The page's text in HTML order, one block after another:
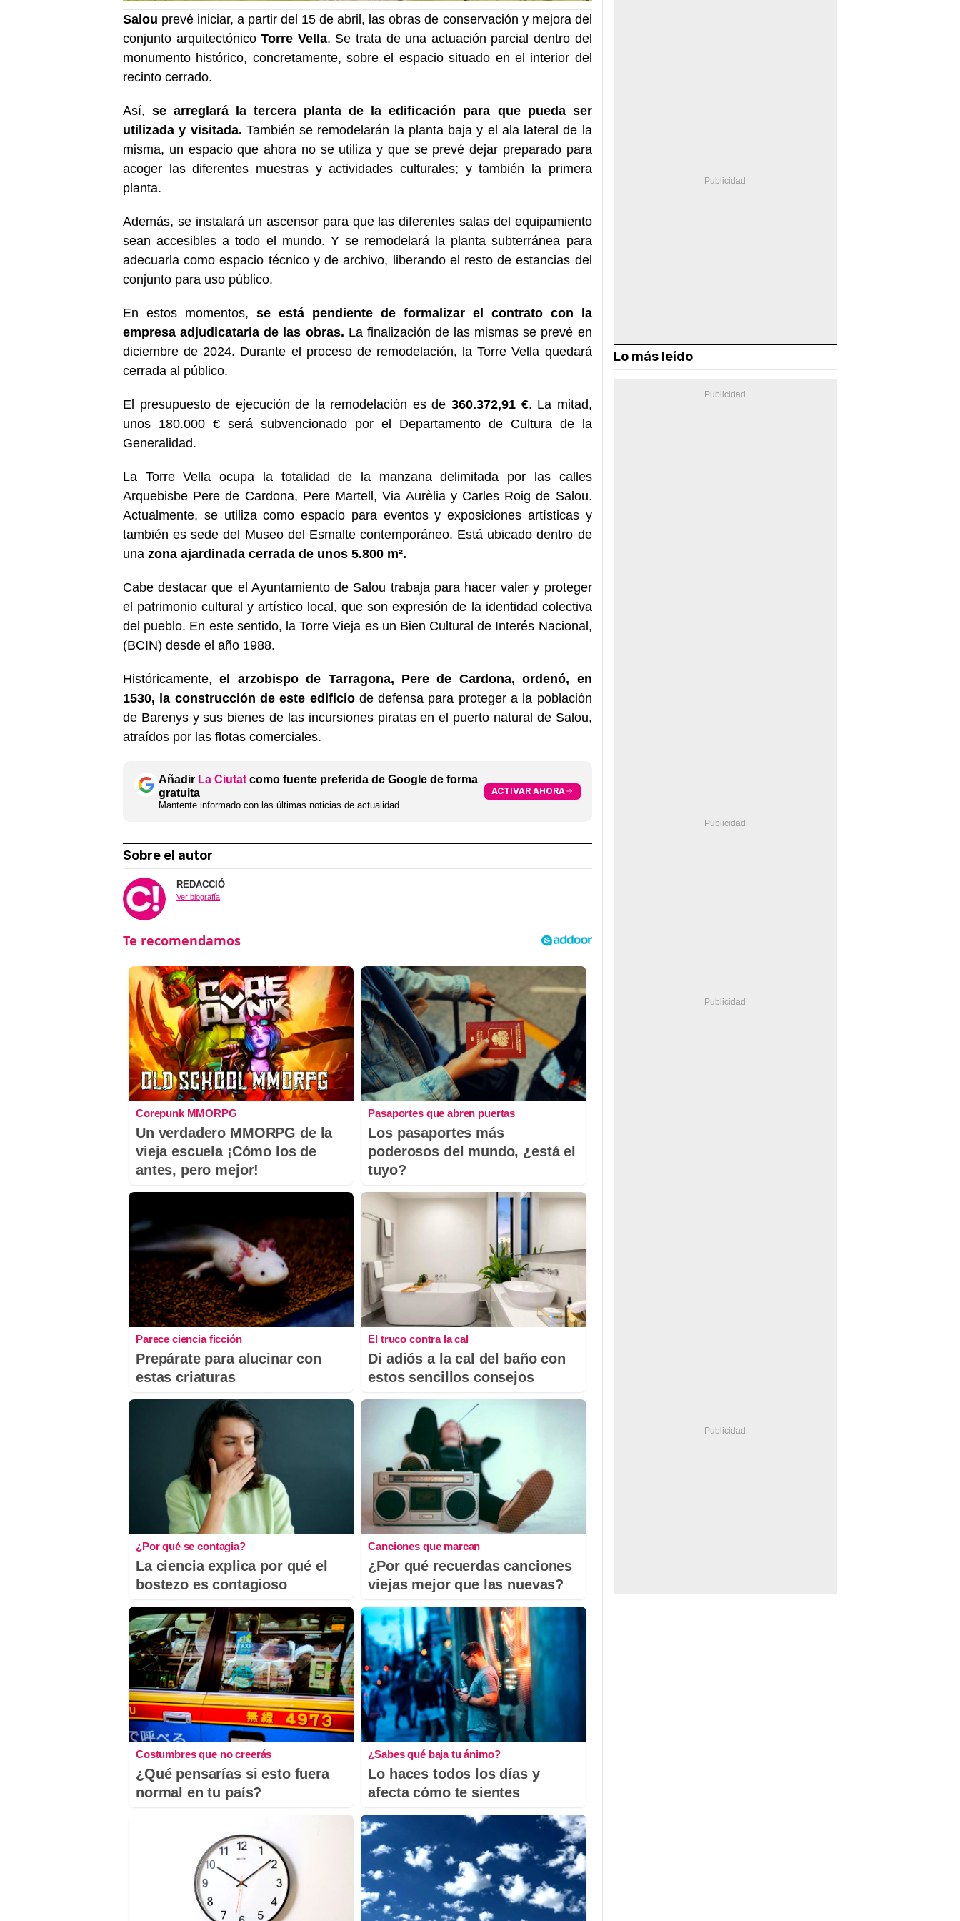
Salou prevé iniciar, a partir del 15 de abril, las obras de conservación y mejora del
conjunto arquitectónicoTorre Vella. Se trata de una actuación parcial dentro del
monumento histórico, concretamente, sobre el espacio situado en el interior del
recinto cerrado.
Así, se arreglará la tercera planta de la edificación para que pueda ser
utilizada y visitada. También se remodelarán la planta baja y el ala lateral de la
misma, un espacio que ahora no se utiliza y que se prevé dejar preparado para
acoger las diferentes muestras y actividades culturales; y también la primera
planta.
Además, se instalará un ascensor para que las diferentes salas del equipamiento
sean accesibles a todo el mundo. Y se remodelará la planta subterránea para
adecuarla como espacio técnico y de archivo, liberando el resto de estancias del
conjunto para uso público.
En estos momentos, se está pendiente de formalizar el contrato con la
empresa adjudicataria de las obras. La finalización de las mismas se prevé en
diciembre de 2024. Durante el proceso de remodelación, la Torre Vella quedará
cerrada al público.
El presupuesto de ejecución de la remodelación es de 360.372,91 €. La mitad,
unos 180.000 € será subvencionado por el Departamento de Cultura de la
Generalidad.
La Torre Vella ocupa la totalidad de la manzana delimitada por las calles
Arquebisbe Pere de Cardona, Pere Martell, Via Aurèlia y Carles Roig de Salou.
Actualmente, se utiliza como espacio para eventos y exposiciones artísticas y
también es sede del Museo del Esmalte contemporáneo. Está ubicado dentro de
una zona ajardinada cerrada de unos 5.800 m².
Cabe destacar que el Ayuntamiento de Salou trabaja para hacer valer y proteger
el patrimonio cultural y artístico local, que son expresión de la identidad colectiva
del pueblo. En este sentido, la Torre Vieja es un Bien Cultural de Interés Nacional,
(BCIN) desde el año 1988.
Históricamente, el arzobispo de Tarragona, Pere de Cardona, ordenó, en
1530, la construcción de este edificiode defensa para proteger a la población
de Barenys y sus bienes de las incursiones piratas en el puerto natural de Salou,
atraídos por las flotas comerciales.
Añadir La Ciutat como fuente preferida de Google de forma
gratuita
Mantente informado con las últimas noticias de actualidad
ACTIVAR AHORA
Sobre el autor
REDACCIÓ
Ver biografía
Corepunk MMORPG
Un verdadero MMORPG de la
vieja escuela ¡Cómo los de
antes, pero mejor!
Pasaportes que abren puertas
Los pasaportes más
poderosos del mundo, ¿está el
tuyo?
Parece ciencia ficción
Prepárate para alucinar con
estas criaturas
El truco contra la cal
Di adiós a la cal del baño con
estos sencillos consejos
¿Por qué se contagia?
La ciencia explica por qué el
bostezo es contagioso
Canciones que marcan
¿Por qué recuerdas canciones
viejas mejor que las nuevas?
Costumbres que no creerás
¿Qué pensarías si esto fuera
normal en tu país?
¿Sabes qué baja tu ánimo?
Lo haces todos los días y
afecta cómo te sientes
Lo más leído